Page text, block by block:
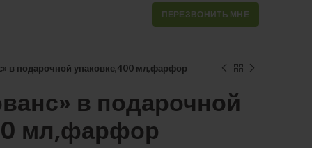
ПЕРЕЗВОНИТЬ МНЕ
в подарочной упаковке,400 мл,фарфор
в подарочной
мл,фарфор